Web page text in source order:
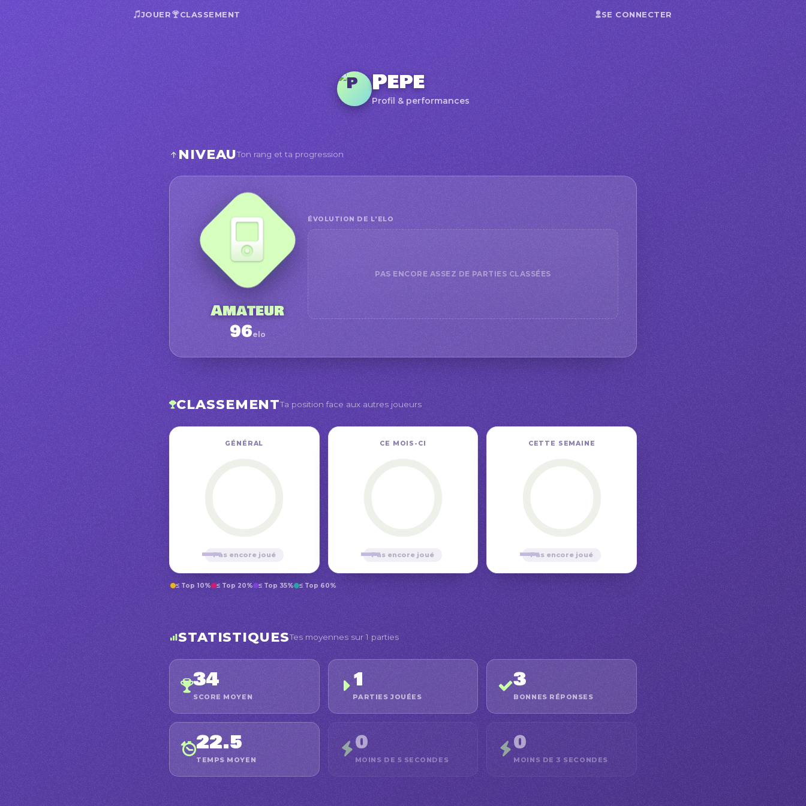
JOUER CLASSEMENT SE CONNECTER
Pepe
Profil & performances
NIVEAUTon rang et ta progression
Amateur
96elo
ÉVOLUTION DE L'ELO
PAS ENCORE ASSEZ DE PARTIES CLASSÉES
CLASSEMENTTa position face aux autres joueurs
GÉNÉRAL
—Pas encore joué
CE MOIS-CI
—Pas encore joué
CETTE SEMAINE
—Pas encore joué
≤ Top 10% ≤ Top 20% ≤ Top 35% ≤ Top 60%
STATISTIQUESTes moyennes sur 1 parties
34
SCORE MOYEN
1
PARTIES JOUÉES
3
BONNES RÉPONSES
22.5
TEMPS MOYEN
0
MOINS DE 5 SECONDES
0
MOINS DE 3 SECONDES